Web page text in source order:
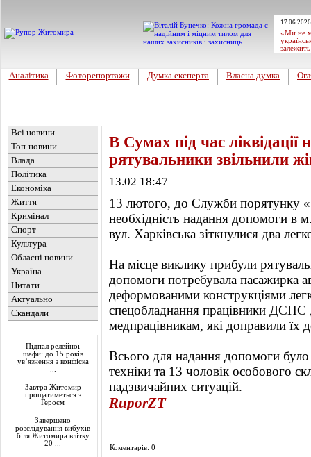
«Ми не
Аналітика Фоторепортажи Думка експерта Власна думка
Всі новини
Топ-новини
Влада
Політика
Економіка
Життя
Кримінал
Спорт
Культура
Обласні новини
Україна
Цитати
Актуально
Скандали
Підпал релейної
шафи: до 15 років
ув’язнення з конфіска
Завтра Житомир
прощатиметься з
Героєм
Завершено
розслідування вибухів
біля Житомира влітку
20 ...
В Сумах під час ліквідації
рятувальники звільнили
13.02 18:47
13 лютого, до Служби порятунку
необхідність надання допомоги
вул. Харківська зіткнулися два
На місце виклику прибули
допомоги потребувала пасажирка
деформованими конструкціями
спецобладнання працівники ДСНС
медпрацівникам, які доправили їх
Всього для надання допомоги було
техніки та 13 чоловік особового
надзвичайних ситуацій.
RuporZT
Коментарів: 0